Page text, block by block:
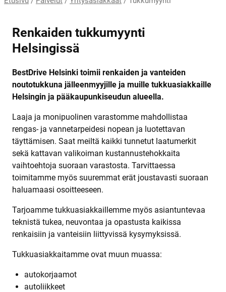
Renkaiden tukkumyynti
Helsingissä
BestDrive Helsinki toimii renkaiden ja vanteiden
noutotukkuna jälleenmyyjille ja muille tukkuasiakkaille
Helsingin ja pääkaupunkiseudun alueella.
Laaja ja monipuolinen varastomme mahdollistaa
rengas- ja vannetarpeidesi nopean ja luotettavan
täyttämisen. Saat meiltä kaikki tunnetut laatumerkit
sekä kattavan valikoiman kustannustehokkaita
vaihtoehtoja suoraan varastosta. Tarvittaessa
toimitamme myös suuremmat erät joustavasti suoraan
haluamaasi osoitteeseen.
Tarjoamme tukkuasiakkaillemme myös asiantuntevaa
teknistä tukea, neuvontaa ja opastusta kaikissa
renkaisiin ja vanteisiin liittyvissä kysymyksissä.
Tukkuasiakkaitamme ovat muun muassa:
autokorjaamot
autoliikkeet